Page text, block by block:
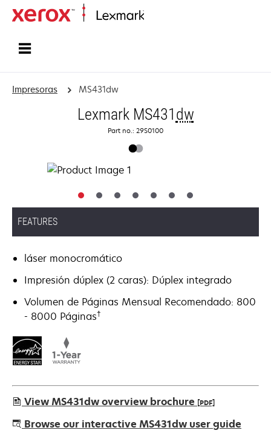
Impresoras MS431dw
Lexmark MS431 dw
Part no.: 29S0100
FEATURES
láser monocromático
Impresión dúplex (2 caras): Dúplex integrado
Volumen de Páginas Mensual Recomendado: 800
- 8000 Páginas†
View MS431dw overview brochure [PDF]
opens
Browse our interactive MS431dw user guide